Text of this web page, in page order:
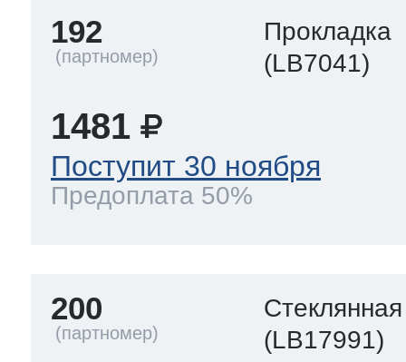
192
Прокладка
(LB7041)
1481
Поступит 30 ноября
Предоплата 50%
200
(LB17991)